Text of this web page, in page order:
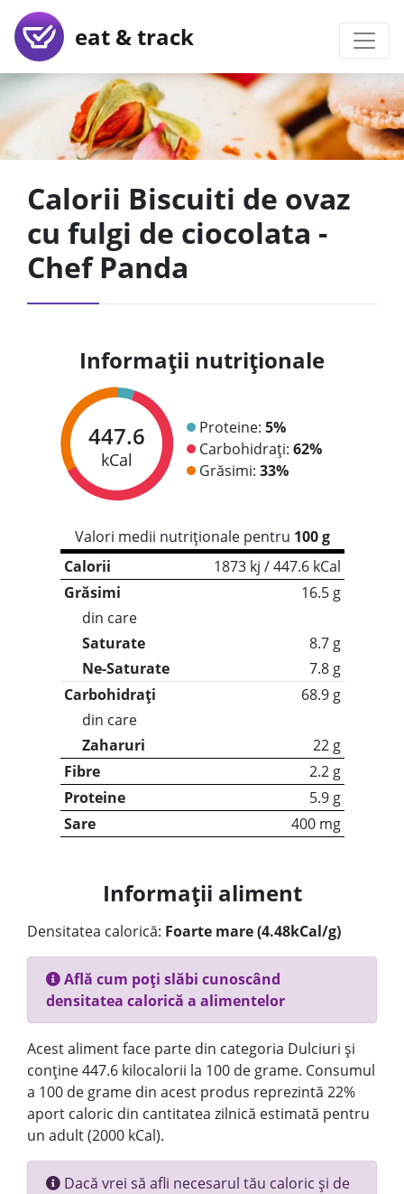
eat & track
Calorii Biscuiti de ovaz
cu fulgi de ciocolata -
Chef Panda
Informații nutriționale
447.6
kCal
Proteine: 5%
Carbohidrați: 62%
Grăsimi: 33%
Valori medii nutriționale pentru 100 g
Calorii
1873 kj / 447.6 kCal
Grăsimi
16.5 g
din care
Saturate
8.7 g
Ne-Saturate
7.8 g
Carbohidrați
68.9 g
din care
Zaharuri
22 g
Fibre
2.2 g
Proteine
5.9 g
Sare
400 mg
Informații aliment
Densitatea calorică: Foarte mare (4.48kCal/g)
Află cum poți slăbi cunoscând
densitatea calorică a alimentelor
Acest aliment face parte din categoria Dulciuri și
conține 447.6 kilocalorii la 100 de grame. Consumul
a 100 de grame din acest produs reprezintă 22%
aport caloric din cantitatea zilnică estimată pentru
un adult (2000 kCal).
Dacă vrei să afli necesarul tău caloric și de